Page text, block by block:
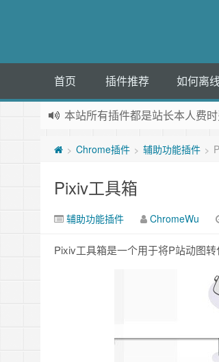
首页 插件推荐 如何离
本站所有插件都是站长本人费
> Chrome插件 > 辅助功能插件 >
Pixiv工具箱
辅助功能插件 ChromeWu
Pixiv工具箱是一个用于将P站动图